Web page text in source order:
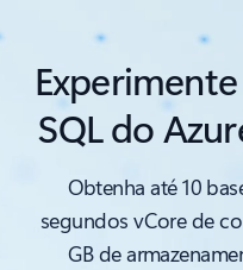
SQL do
Obtenha até 10
segundos vCore de
GB de